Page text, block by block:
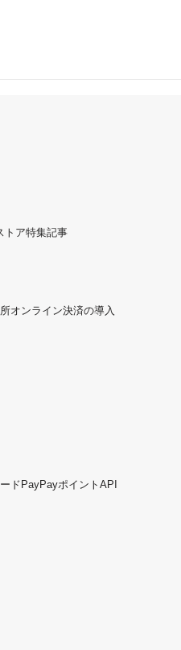
トア特集記事
オンライン決済の導入
ド PayPayポイントAPI